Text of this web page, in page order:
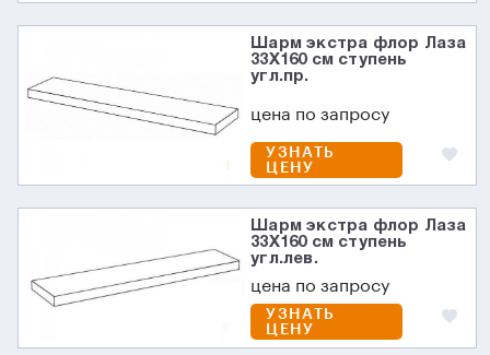
Шарм экстра флор Лаза
33X160 см ступень
угл.пр.
цена по запросу
УЗНАТЬ
ЦЕНУ
Шарм экстра флор Лаза
33X160 см ступень
угл.лев.
цена по запросу
УЗНАТЬ
ЦЕНУ